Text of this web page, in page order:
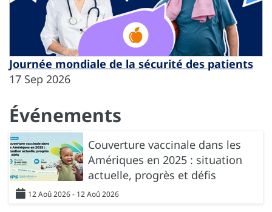
Journée mondiale de la sécurité des patients
17 Sep 2026
Événements
Couverture vaccinale dans les
Amériques en 2025 : situation
actuelle, progrès et défis
12 Aoû 2026 - 12 Aoû 2026